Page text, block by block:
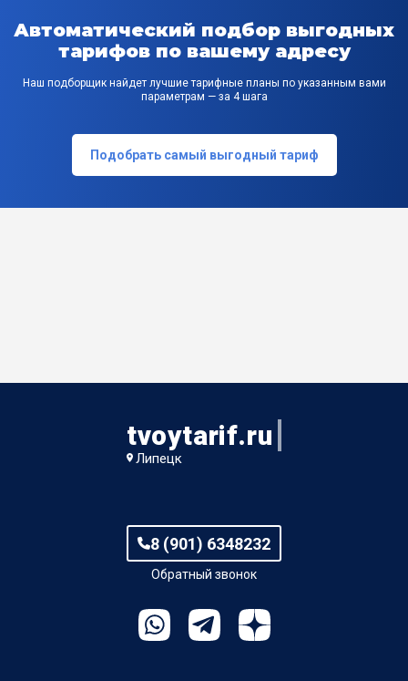
Автоматический подбор выгодных
тарифов по вашему адресу
Наш подборщик найдет лучшие тарифные планы по указанным вами
параметрам — за 4 шага
Подобрать самый выгодный тариф
tvoytarif.ru
Липецк
8 (901) 6348232
Обратный звонок